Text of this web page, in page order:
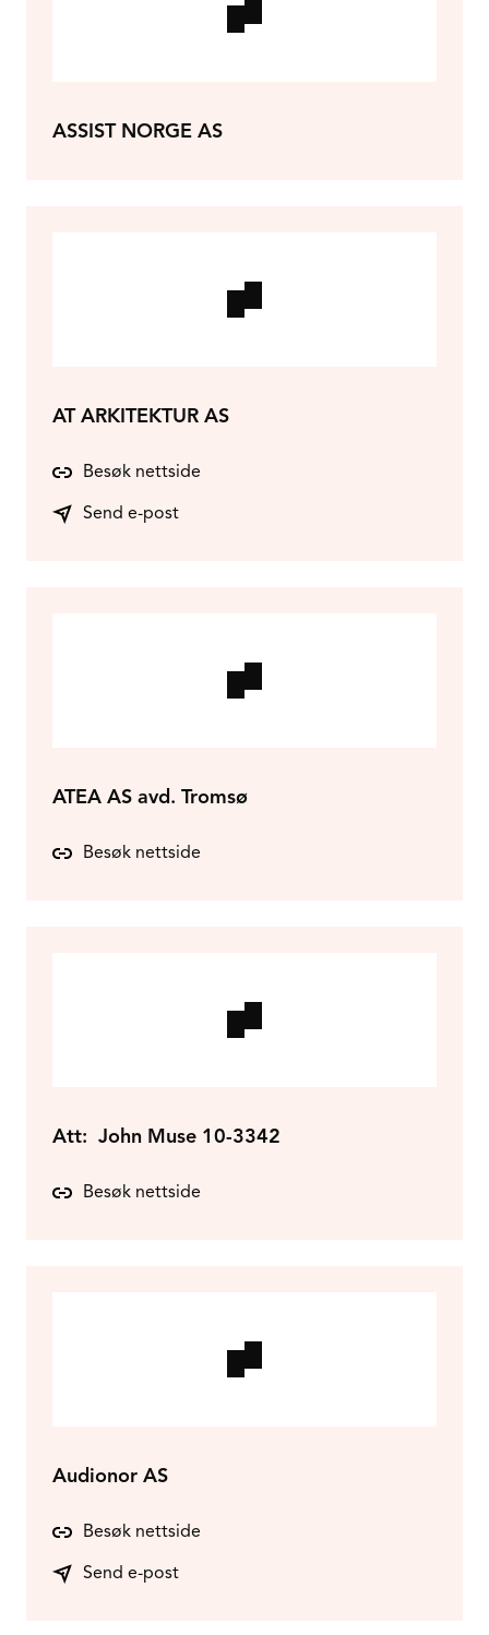
ASSIST NORGE AS
AT ARKITEKTUR AS
Besøk nettside
Send e-post
ATEA AS avd. Tromsø
Besøk nettside
Att: John Muse 10-3342
Besøk nettside
Audionor AS
Besøk nettside
Send e-post